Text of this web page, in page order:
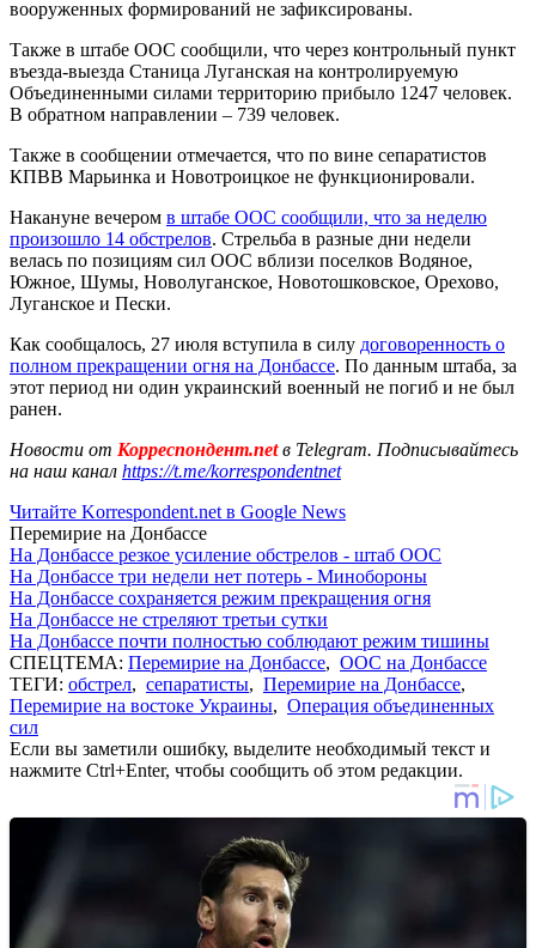
вооруженных формирований не зафиксированы.
Также в штабе ООС сообщили, что через контрольный пункт
въезда-выезда Станица Луганская на контролируемую
Объединенными силами территорию прибыло 1247 человек.
В обратном направлении – 739 человек.
Также в сообщении отмечается, что по вине сепаратистов
КПВВ Марьинка и Новотроицкое не функционировали.
Накануне вечером в штабе ООС сообщили, что за неделю
произошло 14 обстрелов. Стрельба в разные дни недели
велась по позициям сил ООС вблизи поселков Водяное,
Южное, Шумы, Новолуганское, Новотошковское, Орехово,
Луганское и Пески.
Как сообщалось, 27 июля вступила в силу договоренность о
полном прекращении огня на Донбассе. По данным штаба, за
этот период ни один украинский военный не погиб и не был
ранен.
Новости от Корреспондент.netв Telegram. Подписывайтесь
на наш канал https://t.me/korrespondentnet
Читайте Korrespondent.net в Google News
Перемирие на Донбассе
На Донбассе резкое усиление обстрелов - штаб ООС
На Донбассе три недели нет потерь - Минобороны
На Донбассе сохраняется режим прекращения огня
На Донбассе не стреляют третьи сутки
На Донбассе почти полностью соблюдают режим тишины
СПЕЦТЕМА: Перемирие на Донбассе, ООС на Донбассе
ТЕГИ: обстрел, сепаратисты, Перемирие на Донбассе,
Перемирие на востоке Украины, Операция объединенных
сил
Если вы заметили ошибку, выделите необходимый текст и
нажмите Ctrl+Enter, чтобы сообщить об этом редакции.